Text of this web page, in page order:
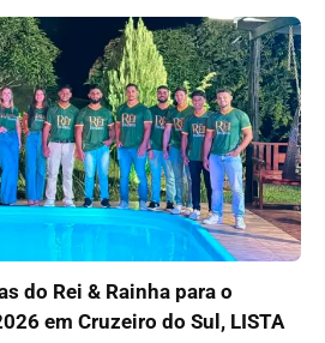
do Rei & Rainha para o
em Cruzeiro do Sul, LISTA